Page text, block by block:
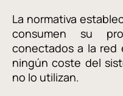
La normativa
consumen su
conectados a la red
ningún coste del
no lo utilizan.